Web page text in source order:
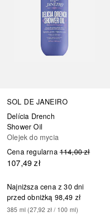
SOL DE JANEIRO
Delícia Drench
Shower Oil
Olejek do mycia
Cena regularna 114,00 zł
107,49 zł
Najniższa cena z 30 dni
przed obniżką 98,49 zł
385 ml (27,92 zł / 100 ml)